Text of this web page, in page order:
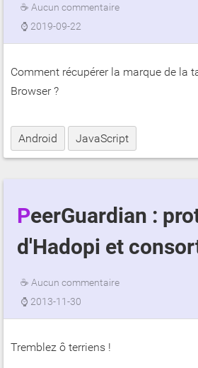
☕ Aucun commentaire
⌚ 2019-09-22
Comment récupérer la marque de la
Browser ?
Android JavaScript
PeerGuardian : protégez-vous
d'Hadopi et
☕ Aucun commentaire
⌚ 2013-11-30
Tremblez ô terriens !